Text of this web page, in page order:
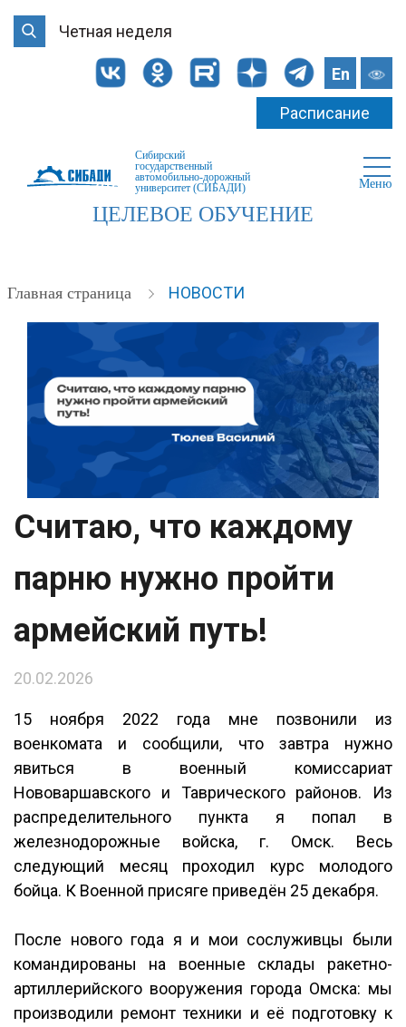
Четная неделя
En
Расписание
Сибирский
государственный
автомобильно-дорожный
университет (СИБАДИ)
Меню
ЦЕЛЕВОЕ ОБУЧЕНИЕ
Главная страница НОВОСТИ
Считаю, что каждому
парню нужно пройти
армейский путь!
20.02.2026
15 ноября 2022 года мне позвонили из
военкомата и сообщили, что завтра нужно
явиться в военный комиссариат
Нововаршавского и Таврического районов. Из
распределительного пункта я попал в
железнодорожные войска, г. Омск. Весь
следующий месяц проходил курс молодого
бойца. К Военной присяге приведён 25 декабря.
После нового года я и мои сослуживцы были
командированы на военные склады ракетно-
артиллерийского вооружения города Омска: мы
производили ремонт техники и её подготовку к